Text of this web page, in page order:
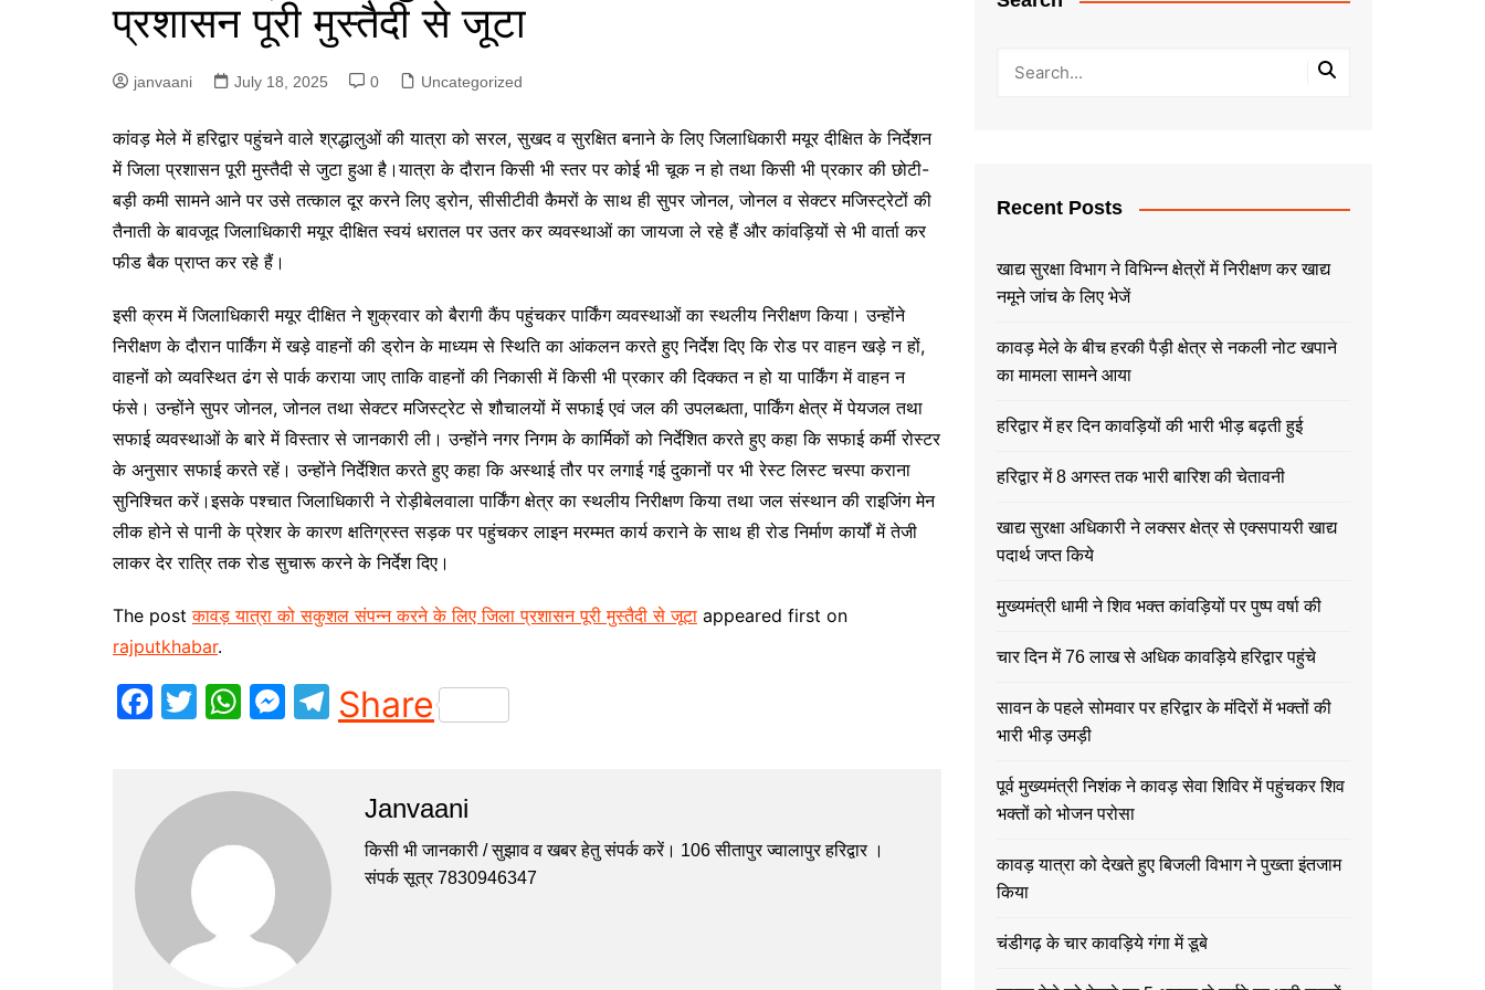
प्रशासन पूरी मुस्तैदी से जूटा
janvaani July 18, 2025 0 Uncategorized
कांवड़ मेले में हरिद्वार पहुंचने वाले श्रद्धालुओं की यात्रा को सरल, सुखद व सुरक्षित बनाने के लिए जिलाधिकारी मयूर दीक्षित के निर्देशन
में जिला प्रशासन पूरी मुस्तैदी से जुटा हुआ है।यात्रा के दौरान किसी भी स्तर पर कोई भी चूक न हो तथा किसी भी प्रकार की छोटी-
बड़ी कमी सामने आने पर उसे तत्काल दूर करने लिए ड्रोन, सीसीटीवी कैमरों के साथ ही सुपर जोनल, जोनल व सेक्टर मजिस्ट्रेटों की
तैनाती के बावजूद जिलाधिकारी मयूर दीक्षित स्वयं धरातल पर उतर कर व्यवस्थाओं का जायजा ले रहे हैं और कांवड़ियों से भी वार्ता कर
फीड बैक प्राप्त कर रहे हैं।
इसी क्रम में जिलाधिकारी मयूर दीक्षित ने शुक्रवार को बैरागी कैंप पहुंचकर पार्किंग व्यवस्थाओं का स्थलीय निरीक्षण किया। उन्होंने
निरीक्षण के दौरान पार्किंग में खड़े वाहनों की ड्रोन के माध्यम से स्थिति का आंकलन करते हुए निर्देश दिए कि रोड पर वाहन खड़े न हों,
वाहनों को व्यवस्थित ढंग से पार्क कराया जाए ताकि वाहनों की निकासी में किसी भी प्रकार की दिक्कत न हो या पार्किंग में वाहन न
फंसे। उन्होंने सुपर जोनल, जोनल तथा सेक्टर मजिस्ट्रेट से शौचालयों में सफाई एवं जल की उपलब्धता, पार्किंग क्षेत्र में पेयजल तथा
सफाई व्यवस्थाओं के बारे में विस्तार से जानकारी ली। उन्होंने नगर निगम के कार्मिकों को निर्देशित करते हुए कहा कि सफाई कर्मी रोस्टर
के अनुसार सफाई करते रहें। उन्होंने निर्देशित करते हुए कहा कि अस्थाई तौर पर लगाई गई दुकानों पर भी रेस्ट लिस्ट चस्पा कराना
सुनिश्चित करें।इसके पश्चात जिलाधिकारी ने रोड़ीबेलवाला पार्किंग क्षेत्र का स्थलीय निरीक्षण किया तथा जल संस्थान की राइजिंग मेन
लीक होने से पानी के प्रेशर के कारण क्षतिग्रस्त सड़क पर पहुंचकर लाइन मरम्मत कार्य कराने के साथ ही रोड निर्माण कार्यों में तेजी
लाकर देर रात्रि तक रोड सुचारू करने के निर्देश दिए।
The postकावड़ यात्रा को सकुशल संपन्न करने के लिए जिला प्रशासन पूरी मुस्तैदी से जूटा appeared first on
rajputkhabar.
F
e
b
k
T
er
W
s
A
M
s
er
T
el
m
Share
Janvaani
किसी भी जानकारी / सुझाव व खबर हेतु संपर्क करें। 106 सीतापुर ज्वालापुर हरिद्वार ।
संपर्क सूत्र 7830946347
Recent Posts
खाद्य सुरक्षा विभाग ने विभिन्न क्षेत्रों में निरीक्षण कर खाद्य
नमूने जांच के लिए भेजें
कावड़ मेले के बीच हरकी पैड़ी क्षेत्र से नकली नोट खपाने
का मामला सामने आया
हरिद्वार में हर दिन कावड़ियों की भारी भीड़ बढ़ती हुई
हरिद्वार में 8 अगस्त तक भारी बारिश की चेतावनी
खाद्य सुरक्षा अधिकारी ने लक्सर क्षेत्र से एक्सपायरी खाद्य
पदार्थ जप्त किये
मुख्यमंत्री धामी ने शिव भक्त कांवड़ियों पर पुष्प वर्षा की
चार दिन में 76 लाख से अधिक कावड़िये हरिद्वार पहुंचे
सावन के पहले सोमवार पर हरिद्वार के मंदिरों में भक्तों की
भारी भीड़ उमड़ी
पूर्व मुख्यमंत्री निशंक ने कावड़ सेवा शिविर में पहुंचकर शिव
भक्तों को भोजन परोसा
कावड़ यात्रा को देखते हुए बिजली विभाग ने पुख्ता इंतजाम
किया
चंडीगढ़ के चार कावड़िये गंगा में डूबे